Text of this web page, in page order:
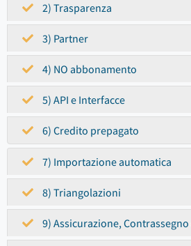
2) Trasparenza
3) Partner
4) NO abbonamento
5) API e Interfacce
6) Credito prepagato
7) Importazione automatica
8) Triangolazioni
9) Assicurazione, Contrassegno